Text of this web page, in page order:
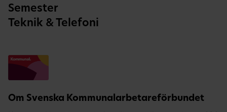
Semester
Teknik & Telefoni
Om Svenska Kommunalarbetareförbundet